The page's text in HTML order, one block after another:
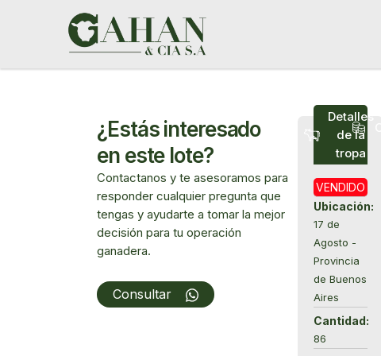
¿Estás interesado
en este lote?
Contactanos y te asesoramos para
responder cualquier pregunta que
tengas y ayudarte a tomar la mejor
decisión para tu operación
ganadera.
Consultar
Detalles
de la
tropa
VENDIDO
Ubicación:
17 de
Agosto -
Provincia
de Buenos
Aires
Cantidad:
86